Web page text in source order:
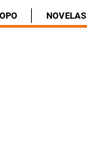
NOVELAS